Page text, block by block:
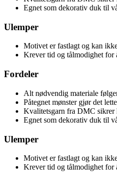
Egnet som dekorativ duk til
Ulemper
Motivet er fastlagt og kan
Krever tid og tålmodighet for
Fordeler
Alt nødvendig materiale
Påtegnet mønster gjør det
Kvalitetsgarn fra DMC sikrer
Egnet som dekorativ duk til
Ulemper
Motivet er fastlagt og kan
Krever tid og tålmodighet for